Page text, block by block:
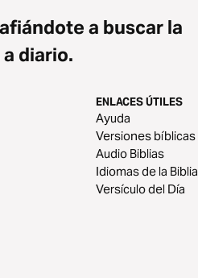
a buscar la
diario.
ENLACES ÚTILES
Ayuda
Versiones bíblicas
Audio Biblias
Idiomas de la Biblia
Versículo del Día